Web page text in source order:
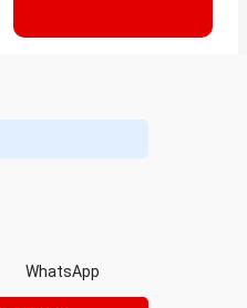
WhatsApp